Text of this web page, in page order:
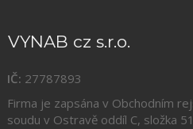
VYNAB cz s.r.o.
IČ: 27787893
Firma je zapsána v Obchodním
soudu v Ostravě oddíl C, složka